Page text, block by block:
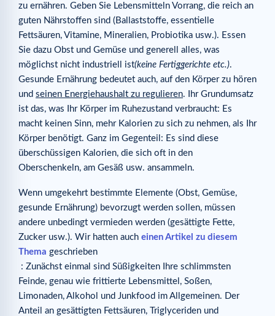
zu ernähren. Geben Sie Lebensmitteln Vorrang, die reich an
guten Nährstoffen sind (Ballaststoffe, essentielle
Fettsäuren, Vitamine, Mineralien, Probiotika usw.). Essen
Sie dazu Obst und Gemüse und generell alles, was
möglichst nicht industriell ist(keine Fertiggerichte etc.).
Gesunde Ernährung bedeutet auch, auf den Körper zu hören
und seinen Energiehaushalt zu regulieren. Ihr Grundumsatz
ist das, was Ihr Körper im Ruhezustand verbraucht: Es
macht keinen Sinn, mehr Kalorien zu sich zu nehmen, als Ihr
Körper benötigt. Ganz im Gegenteil: Es sind diese
überschüssigen Kalorien, die sich oft in den
Oberschenkeln, am Gesäß usw. ansammeln.
Wenn umgekehrt bestimmte Elemente (Obst, Gemüse,
gesunde Ernährung) bevorzugt werden sollen, müssen
andere unbedingt vermieden werden (gesättigte Fette,
Zucker usw.). Wir hatten auch einen Artikel zu diesem
Thema geschrieben
: Zunächst einmal sind Süßigkeiten Ihre schlimmsten
Feinde, genau wie frittierte Lebensmittel, Soßen,
Limonaden, Alkohol und Junkfood im Allgemeinen. Der
Anteil an gesättigten Fettsäuren, Triglyceriden und